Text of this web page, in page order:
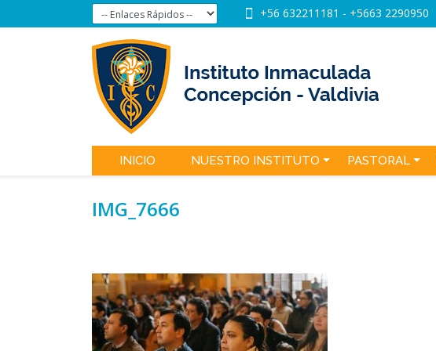
+56 632211181 - +5663 2290950
INICIO NUESTRO INSTITUTO PASTORAL
IMG_7666